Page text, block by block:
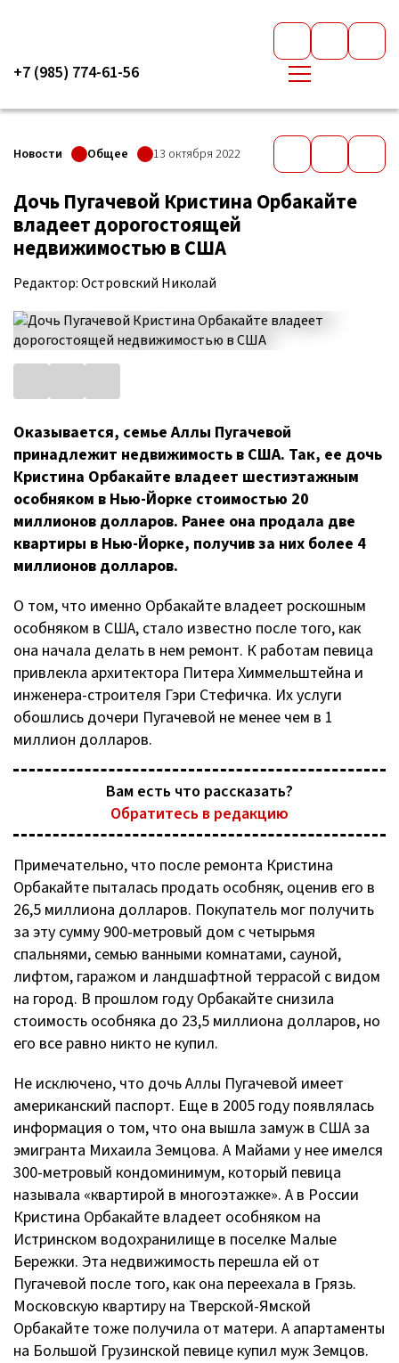
+7 (985) 774-61-56
Новости Общее 13 октября 2022
Дочь Пугачевой Кристина Орбакайте
владеет дорогостоящей
недвижимостью в США
Редактор: Островский Николай
Оказывается, семье Аллы Пугачевой
принадлежит недвижимость в США. Так, ее дочь
Кристина Орбакайте владеет шестиэтажным
особняком в Нью-Йорке стоимостью 20
миллионов долларов. Ранее она продала две
квартиры в Нью-Йорке, получив за них более 4
миллионов долларов.
О том, что именно Орбакайте владеет роскошным
особняком в США, стало известно после того, как
она начала делать в нем ремонт. К работам певица
привлекла архитектора Питера Химмельштейна и
инженера-строителя Гэри Стефичка. Их услуги
обошлись дочери Пугачевой не менее чем в 1
миллион долларов.
Примечательно, что после ремонта Кристина
Орбакайте пыталась продать особняк, оценив его в
26,5 миллиона долларов. Покупатель мог получить
за эту сумму 900-метровый дом с четырьмя
спальнями, семью ванными комнатами, сауной,
лифтом, гаражом и ландшафтной террасой с видом
на город. В прошлом году Орбакайте снизила
стоимость особняка до 23,5 миллиона долларов, но
его все равно никто не купил.
Не исключено, что дочь Аллы Пугачевой имеет
американский паспорт. Еще в 2005 году появлялась
информация о том, что она вышла замуж в США за
эмигранта Михаила Земцова. А Майами у нее имелся
300-метровый кондоминимум, который певица
называла «квартирой в многоэтажке». А в России
Кристина Орбакайте владеет особняком на
Истринском водохранилище в поселке Малые
Бережки. Эта недвижимость перешла ей от
Пугачевой после того, как она переехала в Грязь.
Московскую квартиру на Тверской-Ямской
Орбакайте тоже получила от матери. А апартаменты
на Большой Грузинской певице купил муж Земцов.
Вам есть что рассказать?
Обратитесь в редакцию